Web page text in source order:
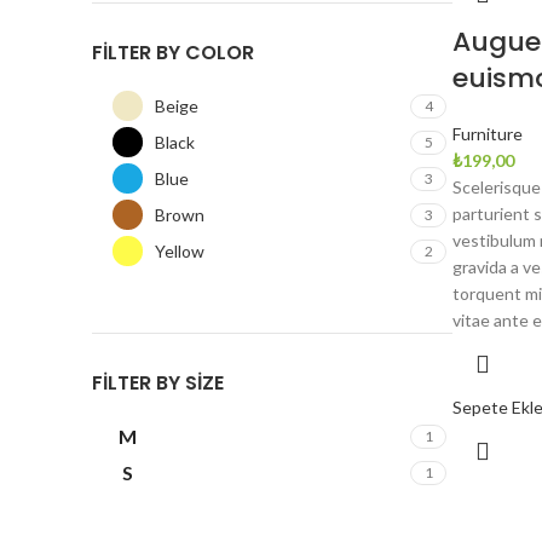
FILTER BY COLOR
Beige 4
Black 5
Blue 3
Brown 3
Yellow 2
FILTER BY SIZE
M 1
S 1
Furniture
₺199,00
parturient
vestibulum
gravida a
torquent
vitae ante
Sepete Ekle